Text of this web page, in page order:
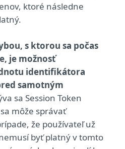
ktoré následne
s ktorou sa počas
je možnosť
identifikátora
samotným
sa Session Token
môže správať
že používateľ už
byť platný v tomto